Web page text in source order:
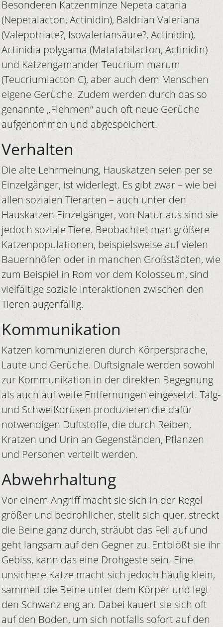
Besonderen Katzenminze Nepeta cataria
(Nepetalacton, Actinidin), Baldrian Valeriana
(Valepotriate?, Isovaleriansäure?, Actinidin),
Actinidia polygama (Matatabilacton, Actinidin)
und Katzengamander Teucrium marum
(Teucriumlacton C), aber auch dem Menschen
eigene Gerüche. Zudem werden durch das so
genannte „Flehmen“ auch oft neue Gerüche
aufgenommen und abgespeichert.
Verhalten
Die alte Lehrmeinung, Hauskatzen seien per se
Einzelgänger, ist widerlegt. Es gibt zwar – wie bei
allen sozialen Tierarten – auch unter den
Hauskatzen Einzelgänger, von Natur aus sind sie
jedoch soziale Tiere. Beobachtet man größere
Katzenpopulationen, beispielsweise auf vielen
Bauernhöfen oder in manchen Großstädten, wie
zum Beispiel in Rom vor dem Kolosseum, sind
vielfältige soziale Interaktionen zwischen den
Tieren augenfällig.
Kommunikation
Katzen kommunizieren durch Körpersprache,
Laute und Gerüche. Duftsignale werden sowohl
zur Kommunikation in der direkten Begegnung
als auch auf weite Entfernungen eingesetzt. Talg-
und Schweißdrüsen produzieren die dafür
notwendigen Duftstoffe, die durch Reiben,
Kratzen und Urin an Gegenständen, Pflanzen
und Personen verteilt werden.
Abwehrhaltung
Vor einem Angriff macht sie sich in der Regel
größer und bedrohlicher, stellt sich quer, streckt
die Beine ganz durch, sträubt das Fell auf und
geht langsam auf den Gegner zu. Entblößt sie ihr
Gebiss, kann das eine Drohgeste sein. Eine
unsichere Katze macht sich jedoch häufig klein,
sammelt die Beine unter dem Körper und legt
den Schwanz eng an. Dabei kauert sie sich oft
auf den Boden, um sich notfalls sofort auf den